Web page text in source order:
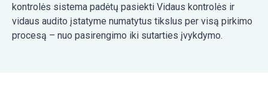
kontrolės sistema padėtų pasiekti Vidaus kontrolės ir
vidaus audito įstatyme numatytus tikslus per visą pirkimo
procesą – nuo pasirengimo iki sutarties įvykdymo.